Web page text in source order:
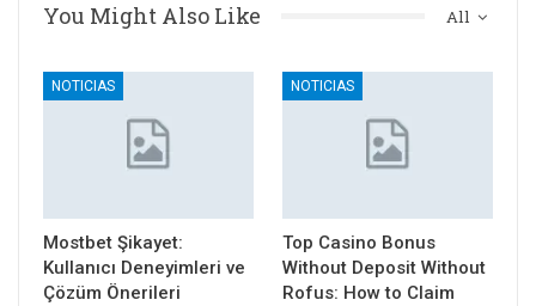
All
You Might Also Like
NOTICIAS
Mostbet Şikayet:
Kullanıcı Deneyimleri ve
Çözüm Önerileri
NOTICIAS
Top Casino Bonus
Without Deposit Without
Rofus: How to Claim